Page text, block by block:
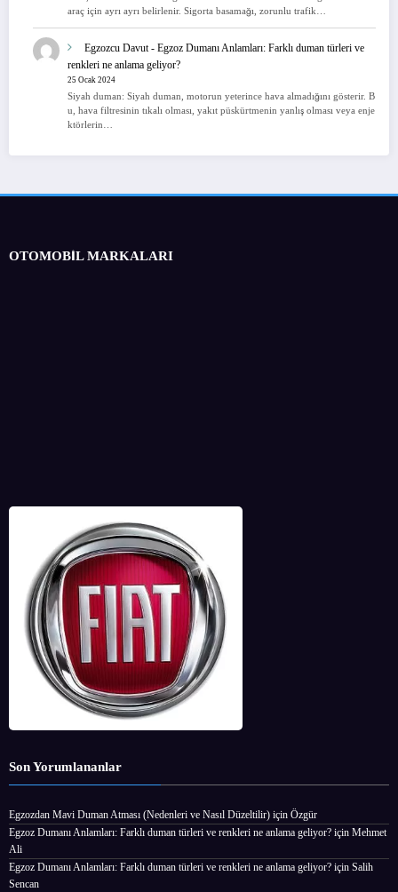
araç için ayrı ayrı belirlenir. Sigorta basamağı, zorunlu trafik…
Egzozcu Davut - Egzoz Dumanı Anlamları: Farklı duman türleri ve
renkleri ne anlama geliyor?
25 Ocak 2024
Siyah duman: Siyah duman, motorun yeterince hava almadığını gösterir. B
u, hava filtresinin tıkalı olması, yakıt püskürtmenin yanlış olması veya enje
ktörlerin…
OTOMOBİL MARKALARI
Son Yorumlananlar
Egzozdan Mavi Duman Atması (Nedenleri ve Nasıl Düzeltilir) için Özgür
Egzoz Dumanı Anlamları: Farklı duman türleri ve renkleri ne anlama geliyor? için Mehmet
Ali
Egzoz Dumanı Anlamları: Farklı duman türleri ve renkleri ne anlama geliyor? için Salih
Sencan